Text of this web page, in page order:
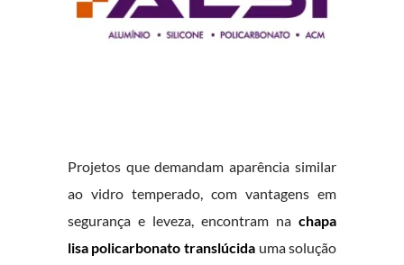
Projetos que demandam aparência similar
ao vidro temperado, com vantagens em
segurança e leveza, encontram nachapa
lisa policarbonato translúcida uma solução